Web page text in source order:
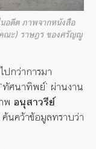
นอดีต ภาพจากหนังสือ
คณะ) ราษฎร ของศรัญญู
ปกว่าการมา
ทัศนาทิพย์’ ผ่านงาน
พ อนุสาวรีย์
ค้นคว้าข้อมูลทราบว่า